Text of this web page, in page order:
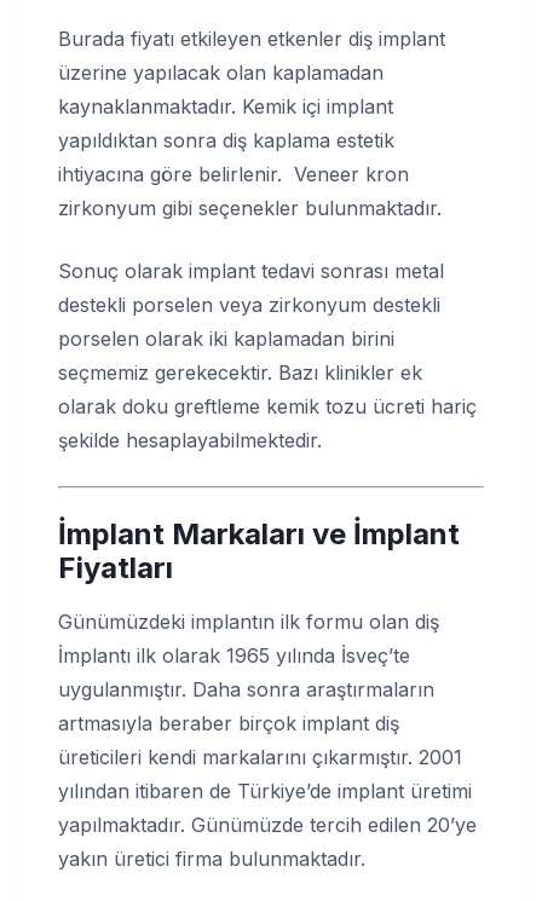
Burada fiyatı etkileyen etkenler diş implant
üzerine yapılacak olan kaplamadan
kaynaklanmaktadır. Kemik içi implant
yapıldıktan sonra diş kaplama estetik
ihtiyacına göre belirlenir. Veneer kron
zirkonyum gibi seçenekler bulunmaktadır.
Sonuç olarak implant tedavi sonrası metal
destekli porselen veya zirkonyum destekli
porselen olarak iki kaplamadan birini
seçmemiz gerekecektir. Bazı klinikler ek
olarak doku greftleme kemik tozu ücreti hariç
şekilde hesaplayabilmektedir.
İmplant Markaları ve İmplant
Fiyatları
Günümüzdeki implantın ilk formu olan diş
İmplantı ilk olarak 1965 yılında İsveç’te
uygulanmıştır. Daha sonra araştırmaların
artmasıyla beraber birçok implant diş
üreticileri kendi markalarını çıkarmıştır. 2001
yılından itibaren de Türkiye’de implant üretimi
yapılmaktadır. Günümüzde tercih edilen 20’ye
yakın üretici firma bulunmaktadır.